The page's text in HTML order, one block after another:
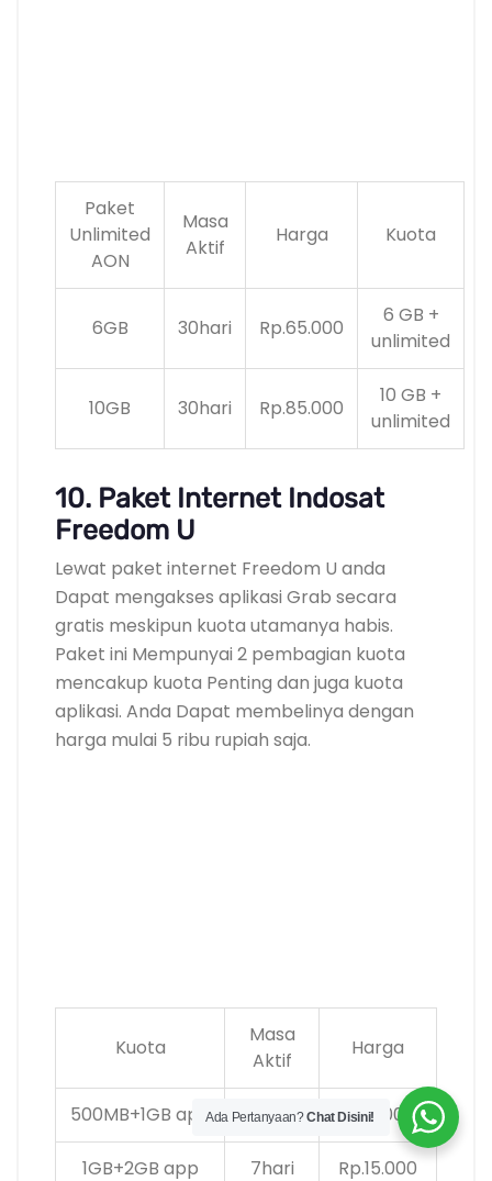
Paket
Unlimited
AON
Masa
Aktif
Harga Kuota
6GB 30hari Rp.65.000
6 GB +
unlimited
10GB 30hari Rp.85.000
10 GB +
unlimited
10. Paket Internet Indosat
Freedom U
Lewat paket internet Freedom U anda
Dapat mengakses aplikasi Grab secara
gratis meskipun kuota utamanya habis.
Paket ini Mempunyai 2 pembagian kuota
mencakup kuota Penting dan juga kuota
aplikasi. Anda Dapat membelinya dengan
harga mulai 5 ribu rupiah saja.
Kuota
Masa
Aktif
Harga
500MB+1GB app 2hari Rp.5.000
1GB+2GB app 7hari Rp.15.000
Ada Pertanyaan?Chat Disini!